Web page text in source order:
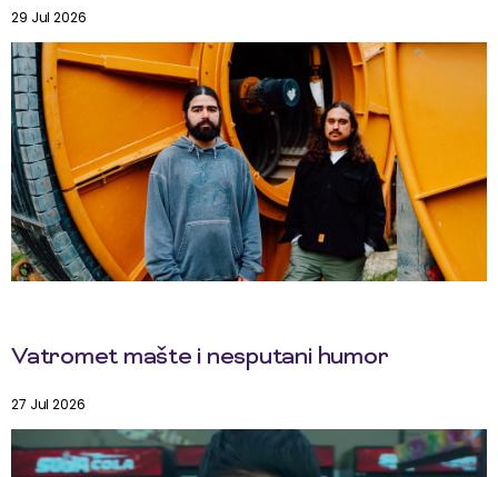
29 Jul 2026
Vatromet mašte i nesputani humor
27 Jul 2026